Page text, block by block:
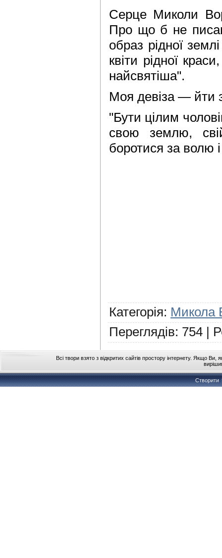
Серце Миколи
Про що б не
образ рідної
квіти рідної
найсвятіша".
Моя девіза — йти
"Бути цілим
свою землю,
боротися за волю
Категорія: Микола
Переглядів: 754 |
Всі твори взято з відкритих сайтів простору інтернету. Якщо
Створити